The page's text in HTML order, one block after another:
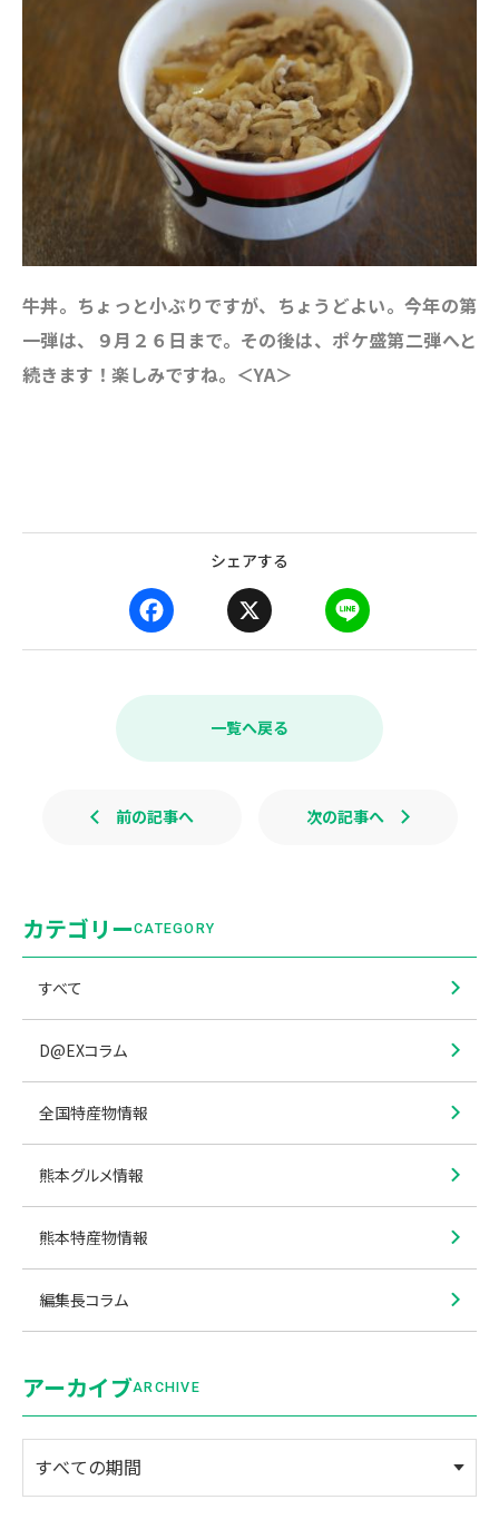
牛丼。ちょっと小ぶりですが、ちょうどよい。今年の第
一弾は、９月２６日まで。その後は、ポケ盛第二弾へと
続きます！楽しみですね。＜YA＞
シェアする
a
e
k
i
e
一覧へ戻る
前の記事へ 次の記事へ
カテゴリーCATEGORY
すべて
D@EXコラム
全国特産物情報
熊本グルメ情報
熊本特産物情報
編集長コラム
アーカイブARCHIVE